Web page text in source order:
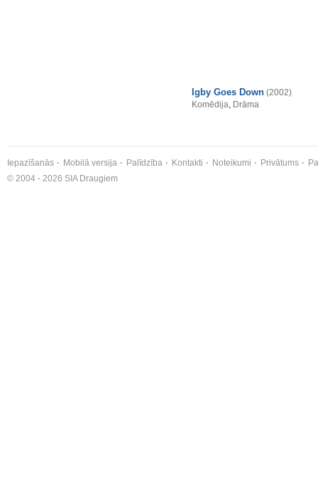
Igby Goes Down (2002)
Komēdija, Drāma
Iepazīšanās Mobilā versija Palīdzība Kontakti Noteikumi Privātums
© 2004 - 2026 SIA Draugiem